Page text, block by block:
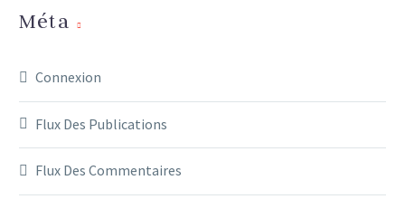
Méta
Connexion
Flux Des Publications
Flux Des Commentaires